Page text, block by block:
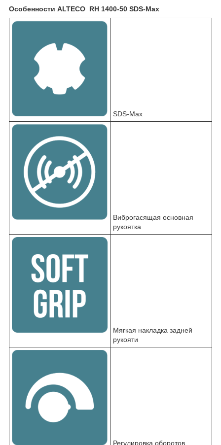
Особенности ALTECO RH 1400-50 SDS-Max
SDS-Max
Виброгасящая основная
рукоятка
Мягкая накладка задней
рукояти
Регулировка оборотов